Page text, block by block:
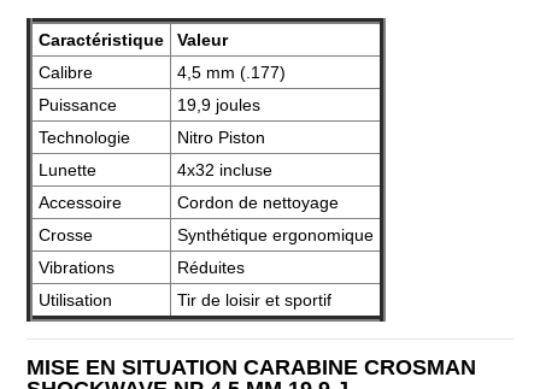
Caractéristique
Valeur
Calibre
4,5 mm (.177)
Puissance
19,9 joules
Technologie
Nitro Piston
Lunette
4x32 incluse
Accessoire
Cordon de nettoyage
Crosse
Synthétique ergonomique
Vibrations
Réduites
Utilisation
Tir de loisir et sportif
MISE EN SITUATION CARABINE CROSMAN